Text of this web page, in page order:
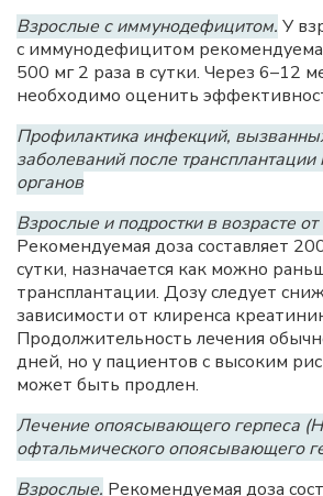
Взрослые с иммунодефицитом. У
с иммунодефицитом
500 мг 2 раза в сутки. Через 6–12
необходимо оценить
Профилактика инфекций,
заболеваний после
органов
Взрослые и подростки в возрасте
Рекомендуемая доза составляет
сутки, назначается как можно
трансплантации. Дозу следует
зависимости от клиренса
Продолжительность лечения
дней, но у пациентов с высоким
может быть продлен.
Лечение опоясывающего герпеса
офтальмичеcкого опоясывающего
Взрослые. Рекомендуемая доза